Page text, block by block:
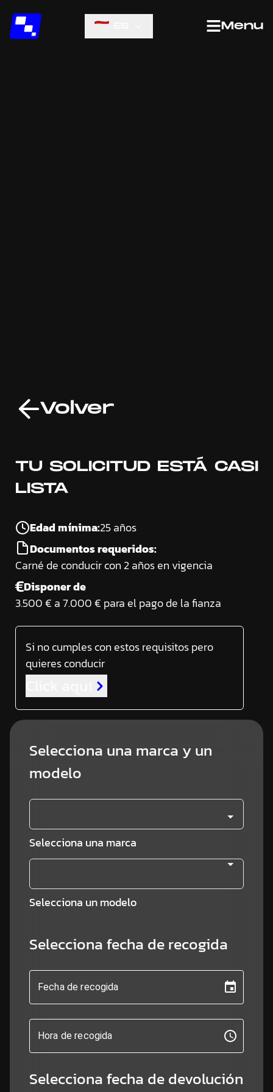
Menu
Volver
TU SOLICITUD ESTÁ CASI
LISTA
Edad mínima:25 años
Documentos requeridos:
Carné de conducir con 2 años en vigencia
Disponer de
3.500 € a 7.000 € para el pago de la fianza
Si no cumples con estos requisitos pero
quieres conducir
Selecciona una marca y un
modelo
Selecciona una marca
Selecciona un modelo
Selecciona fecha de recogida
Fecha de recogida
Hora de recogida
Selecciona fecha de devolución